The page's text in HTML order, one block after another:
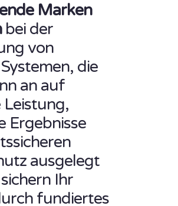
Marken
bei der
von
die
an auf
Ergebnisse
ausgelegt
Ihr
fundiertes